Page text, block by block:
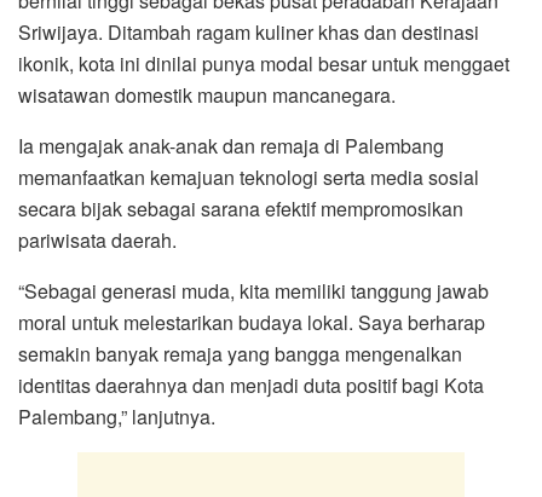
Sriwijaya. Ditambah ragam kuliner khas dan destinasi
ikonik, kota ini dinilai punya modal besar untuk menggaet
wisatawan domestik maupun mancanegara.
Ia mengajak anak-anak dan remaja di Palembang
memanfaatkan kemajuan teknologi serta media sosial
secara bijak sebagai sarana efektif mempromosikan
pariwisata daerah.
“Sebagai generasi muda, kita memiliki tanggung jawab
moral untuk melestarikan budaya lokal. Saya berharap
semakin banyak remaja yang bangga mengenalkan
identitas daerahnya dan menjadi duta positif bagi Kota
Palembang,” lanjutnya.